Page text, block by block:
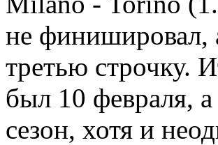
не финишировал,
третью строчку.
был 10 февраля,
сезон, хотя и